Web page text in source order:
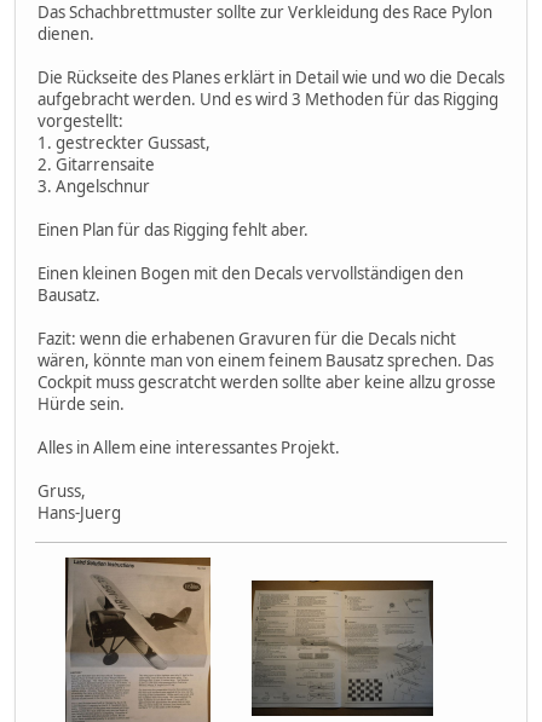
Das Schachbrettmuster sollte zur Verkleidung des Race Pylon
dienen.
Die Rückseite des Planes erklärt in Detail wie und wo die Decals
aufgebracht werden. Und es wird 3 Methoden für das Rigging
vorgestellt:
1. gestreckter Gussast,
2. Gitarrensaite
3. Angelschnur
Einen Plan für das Rigging fehlt aber.
Einen kleinen Bogen mit den Decals vervollständigen den
Bausatz.
Fazit: wenn die erhabenen Gravuren für die Decals nicht
wären, könnte man von einem feinem Bausatz sprechen. Das
Cockpit muss gescratcht werden sollte aber keine allzu grosse
Hürde sein.
Alles in Allem eine interessantes Projekt.
Gruss,
Hans-Juerg